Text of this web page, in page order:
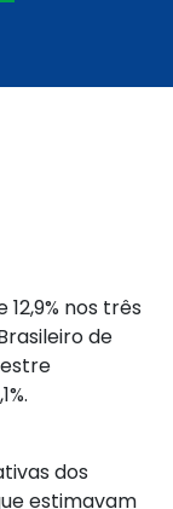
nos três
de
dos
estimavam